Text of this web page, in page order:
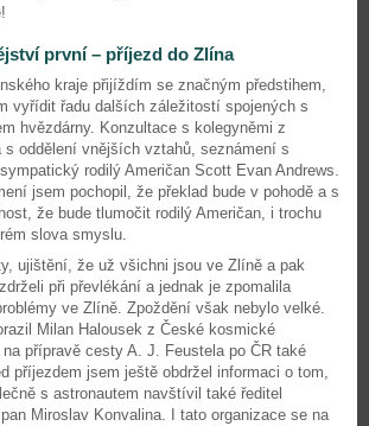
první – příjezd do Zlína
kraje přijíždím se značným předstihem,
vyřídit řadu dalších záležitostí spojených s
hvězdárny. Konzultace s kolegyněmi z
s oddělení vnějších vztahů, seznámení s
rodilý Američan Scott Evan Andrews.
jsem pochopil, že překlad bude v pohodě a s
že bude tlumočit rodilý Američan, i trochu
slova smyslu.
ujištění, že už všichni jsou ve Zlíně a pak
při převlékání a jednak je zpomalila
ve Zlíně. Zpoždění však nebylo velké.
Milan Halousek z České kosmické
přípravě cesty A. J. Feustela po ČR také
příjezdem jsem ještě obdržel informaci o tom,
s astronautem navštívil také ředitel
Miroslav Konvalina. I tato organizace se na